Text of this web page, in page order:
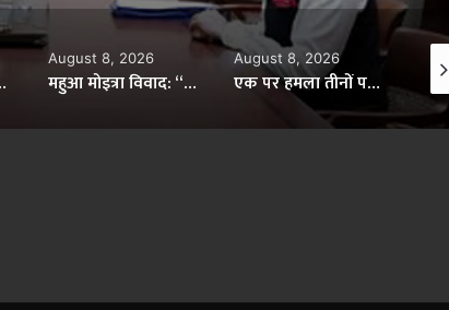
के बीच मजबूत पुल बना RSS
August 8, 2026
महुआ मोइत्रा विवाद: “अगर उन्हें कुछ हुआ तो सुप्रीम कोर्ट जिम्मेदार”, कॉकरोच ने जज को बताया ‘बड़बोला’
August 8, 2026
एक पर हमला तीनों पर माना जाएगा’: पाक-सऊदी-तुर्की समझौते पर भारत का करारा जवाब, जानिए क्या कहा